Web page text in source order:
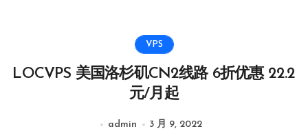
VPS
LOCVPS 美国洛杉矶CN2线路 6折优惠 22.2
元/月起
admin 3 月 9, 2022